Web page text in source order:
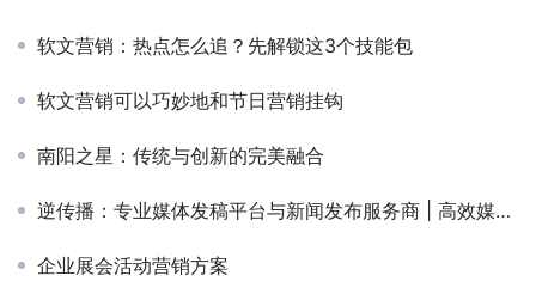
软文营销：热点怎么追？先解锁这3个技能包
软文营销可以巧妙地和节日营销挂钩
南阳之星：传统与创新的完美融合
逆传播：专业媒体发稿平台与新闻发布服务商 | 高效媒体邀约采访方案
企业展会活动营销方案